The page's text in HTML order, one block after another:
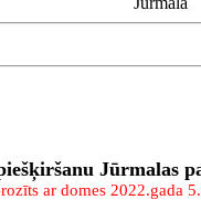
Jūrmalas
ar domes 2022.gada